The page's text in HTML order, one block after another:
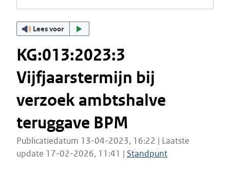
Lees voor
KG:013:2023:3
Vijfjaarstermijn bij
verzoek ambtshalve
teruggave BPM
Publicatiedatum 13-04-2023, 16:22 | Laatste
update 17-02-2026, 11:41 | Standpunt